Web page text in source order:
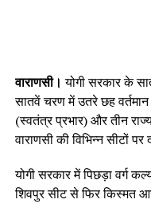
वाराणसी। योगी सरकार के
सातवें चरण में उतरे छह
(स्वतंत्र प्रभार) और तीन
वाराणसी की विभिन्न सीटों
योगी सरकार में पिछड़ा वर्ग
शिवपुर सीट से फिर किस्मत